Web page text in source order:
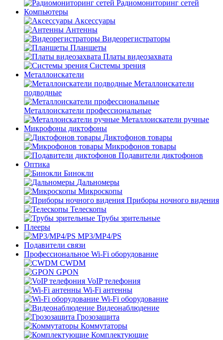
Радиомониторинг сетей
Компьютеры
Аксессуары
Антенны
Видеорегистраторы
Планшеты
Платы видеозахвата
Системы зрения
Металлоискатели
Металлоискатели
подводные
Металлоискатели профессиональные
Металлоискатели ручные
Микрофоны диктофоны
Диктофонов товары
Микрофонов товары
Подавители диктофонов
Оптика
Бинокли
Дальномеры
Микроскопы
Приборы ночного видения
Телескопы
Трубы зрительные
Плееры
MP3/MP4/PS
Подавители связи
Профессиональное Wi-Fi оборудование
CWDM
GPON
VoIP телефония
Wi-Fi антенны
Wi-Fi оборудование
Видеонаблюдение
Грозозащита
Коммутаторы
Комплектующие